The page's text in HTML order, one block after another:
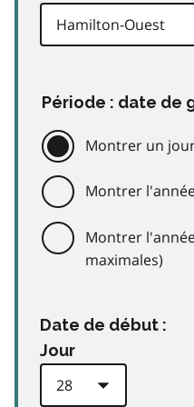
Période : date de
Montrer un
Montrer
Montrer
maximales)
Date de début :
Jour